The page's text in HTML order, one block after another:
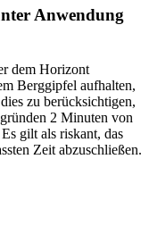
Anwendung
dem Horizont
Berggipfel aufhalten,
zu berücksichtigen,
2 Minuten von
gilt als riskant, das
Zeit abzuschließen.